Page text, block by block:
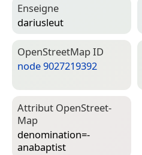
Enseigne
dariusleut
Open­Street­Map ID
node 9027219392
Attribut Open­Street­
Map
denomination=­
anabaptist